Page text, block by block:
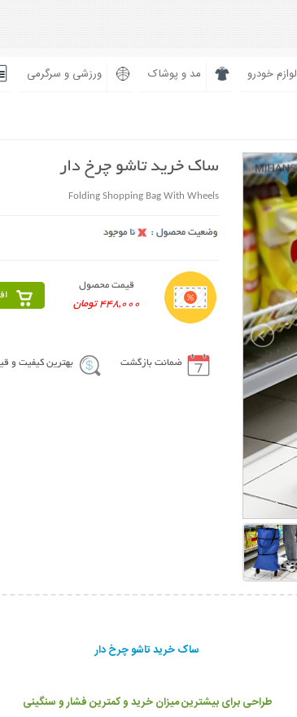
لوازم خودرو مد و پوشاک ورزشی و سرگرمی
ساک خرید تاشو چرخ دار
Folding Shopping Bag With Wheels
قیمت محصول
448,000 تومان
ضمانت بازگشت بهترین کیفیت و
ساک خرید تاشو چرخ دار
طراحی برای بیشترین میزان خرید و کمترین فشار و سنگینی